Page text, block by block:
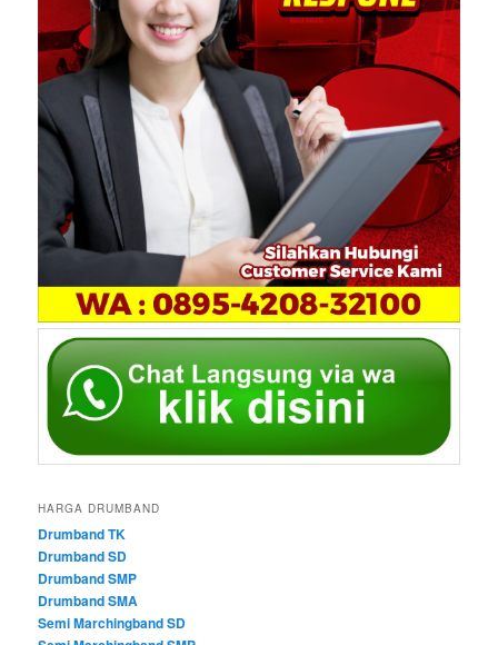
HARGA DRUMBAND
Drumband TK
Drumband SD
Drumband SMP
Drumband SMA
Semi Marchingband SD